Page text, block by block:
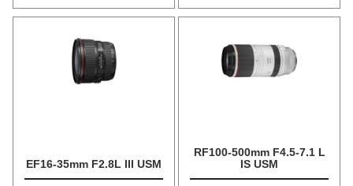
EF16-35mm F2.8L III USM
RF100-500mm F4.5-7.1 L
IS USM